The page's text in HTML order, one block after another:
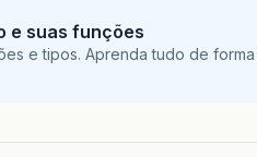
e suas funções
e tipos. Aprenda tudo de